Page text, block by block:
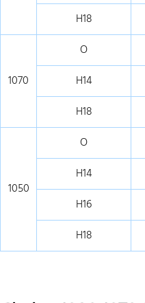
H18
1070
O
H14
H18
1050
O
H14
H16
H18